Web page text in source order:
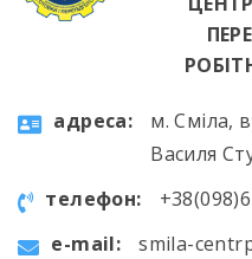
aдресa:
м. Сміла,
Василя
телефон:
e-mail:
smila-